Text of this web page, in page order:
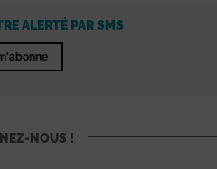
ALERTÉ PAR SMS
NOUS !